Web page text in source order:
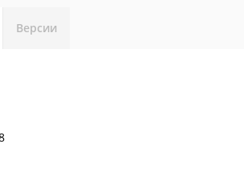
Версии